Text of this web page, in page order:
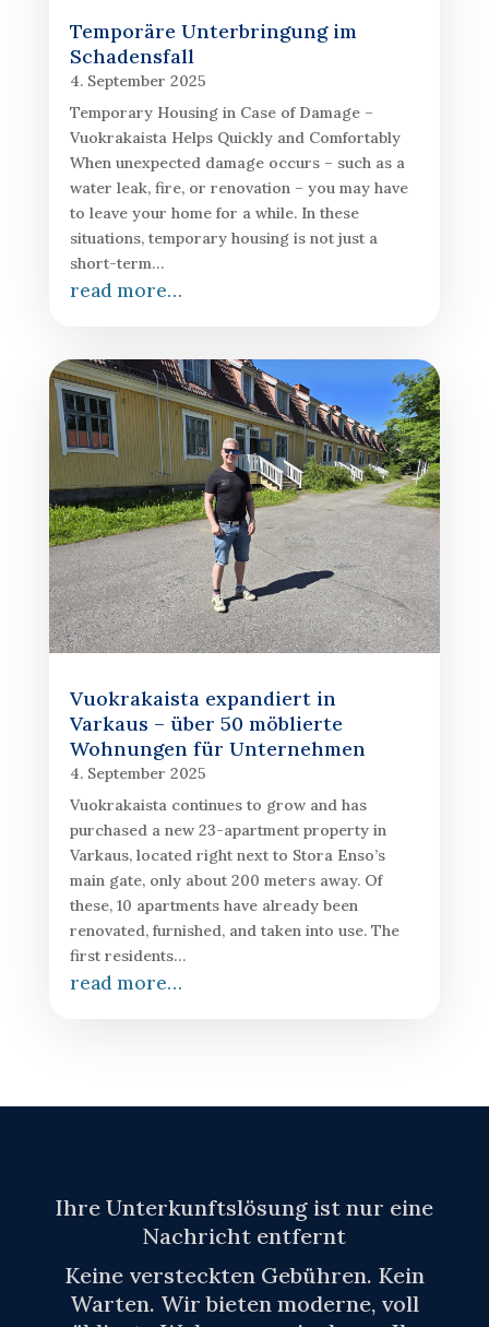
Temporäre Unterbringung im
Schadensfall
4. September 2025
Temporary Housing in Case of Damage –
Vuokrakaista Helps Quickly and Comfortably
When unexpected damage occurs – such as a
water leak, fire, or renovation – you may have
to leave your home for a while. In these
situations, temporary housing is not just a
short-term…
read more…
Vuokrakaista expandiert in
Varkaus – über 50 möblierte
Wohnungen für Unternehmen
4. September 2025
Vuokrakaista continues to grow and has
purchased a new 23-apartment property in
Varkaus, located right next to Stora Enso’s
main gate, only about 200 meters away. Of
these, 10 apartments have already been
renovated, furnished, and taken into use. The
first residents…
read more…
Ihre Unterkunftslösung ist nur eine
Nachricht entfernt
Keine versteckten Gebühren. Kein
Warten. Wir bieten moderne, voll